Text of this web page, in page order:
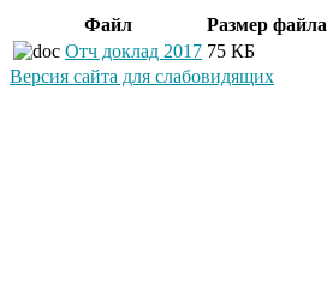
Файл Размер файла
Отч доклад 2017 75 КБ
Версия сайта для слабовидящих